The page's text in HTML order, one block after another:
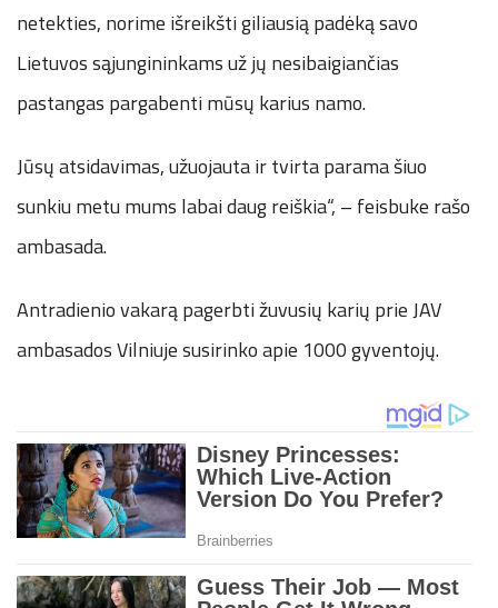
netekties, norime išreikšti giliausią padėką savo
Lietuvos sąjungininkams už jų nesibaigiančias
pastangas pargabenti mūsų karius namo.
Jūsų atsidavimas, užuojauta ir tvirta parama šiuo
sunkiu metu mums labai daug reiškia“, – feisbuke rašo
ambasada.
Antradienio vakarą pagerbti žuvusių karių prie JAV
ambasados Vilniuje susirinko apie 1000 gyventojų.